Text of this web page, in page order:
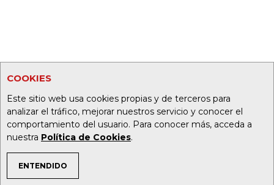
COOKIES
Este sitio web usa cookies propias y de terceros para
analizar el tráfico, mejorar nuestros servicio y conocer el
comportamiento del usuario. Para conocer más, acceda a
nuestra Política de Cookies.
ENTENDIDO
TEMAS DE INTERÉS